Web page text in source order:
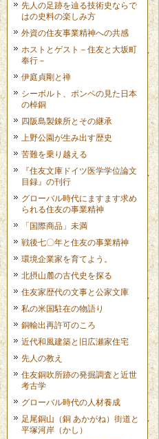
先人の足跡を辿る技術史ならで
はの史料の楽しみ方
外資の住友事業精神への共感
ホストとゲスト－住友と大坂町
奉行－
伊庭貞剛と禅
シーボルト、ポンペの見た日本
の棹銅
四阪島製錬所とその継承
上野公園が生み出す歴史
苦難を乗り越える
『住友文庫ドイツ医学学位論文
目録』の刊行
グローバル時代にますます求め
られる住友の事業精神
「国際商品」未満
戦後七〇年と住友の事業精神
環境企業家を育てよう。
北摂山麓の古代史を探る
住友家歴代の文事と公家文庫
私の米国駐在の物語り
銅輸出再許可のころ
近代和風建築と旧広瀬家住宅
先人の教え
住友銅吹所跡の発掘調査と近世
考古学
グローバル時代の人材養成
足尾銅山（銅 あかがね）街道と
平塚河岸（かし）